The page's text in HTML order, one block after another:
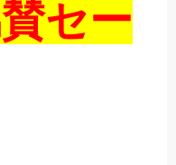
セー